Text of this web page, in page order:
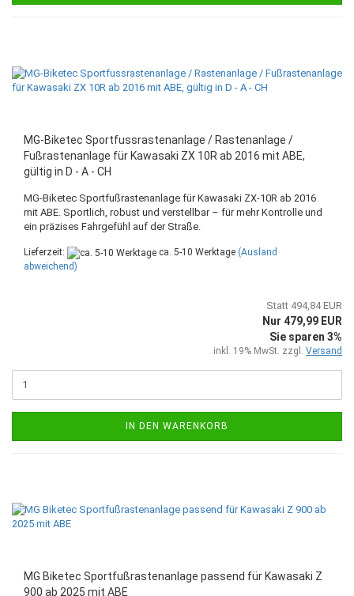
MG-Biketec Sportfussrastenanlage / Rastenanlage /
Fußrastenanlage für Kawasaki ZX 10R ab 2016 mit ABE,
gültig in D - A - CH
MG-Biketec Sportfußrastenanlage für Kawasaki ZX-10R ab 2016
mit ABE. Sportlich, robust und verstellbar – für mehr Kontrolle und
ein präzises Fahrgefühl auf der Straße.
Lieferzeit: ca. 5-10 Werktage (Ausland
abweichend)
Statt 494,84 EUR
Nur 479,99 EUR
Sie sparen 3%
inkl. 19% MwSt. zzgl. Versand
IN DEN WARENKORB
MG Biketec Sportfußrastenanlage passend für Kawasaki Z
900 ab 2025 mit ABE